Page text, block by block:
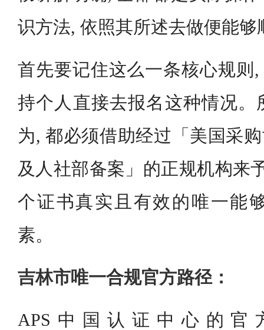
识方法, 依照其所述去做便能够
首先要记住这么一条核心规则,
持个人直接去报名这种情况。
为, 都必须借助经过「美国采
及人社部备案」的正规机构来
个证书真实且有效的唯一能
素。
吉林市唯一合规官方路径：
APS中国认证中心的官